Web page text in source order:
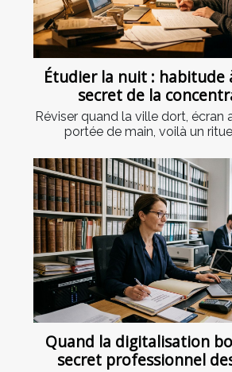
Étudier la nuit : habitude
secret de la
Réviser quand la ville dort, écran
portée de main, voilà un rituel
Quand la digitalisation
secret professionnel